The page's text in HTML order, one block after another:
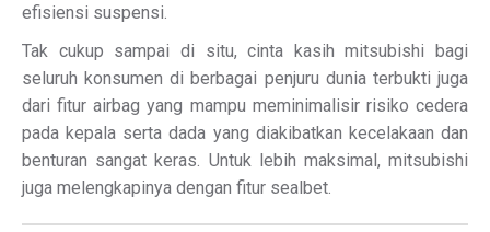
efisiensi suspensi.
Tak cukup sampai di situ, cinta kasih mitsubishi bagi
seluruh konsumen di berbagai penjuru dunia terbukti juga
dari fitur airbag yang mampu meminimalisir risiko cedera
pada kepala serta dada yang diakibatkan kecelakaan dan
benturan sangat keras. Untuk lebih maksimal, mitsubishi
juga melengkapinya dengan fitur sealbet.